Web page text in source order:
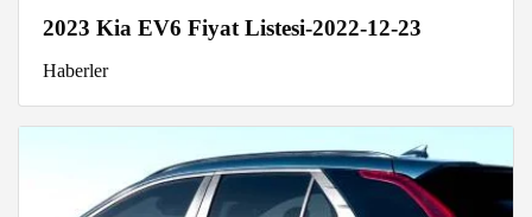
2023 Kia EV6 Fiyat Listesi-2022-12-23
Haberler